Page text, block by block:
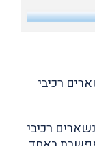
רכיבי
רכיבי